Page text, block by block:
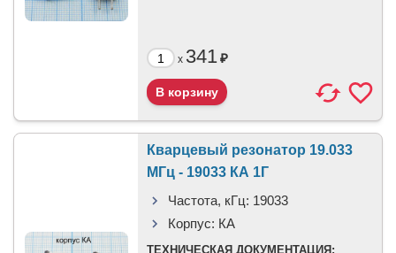
x 341₽
Кварцевый резонатор 19.033
МГц - 19033 КА 1Г
Частота, кГц: 19033
Корпус: КА
ТЕХНИЧЕСКАЯ ДОКУМЕНТАЦИЯ: